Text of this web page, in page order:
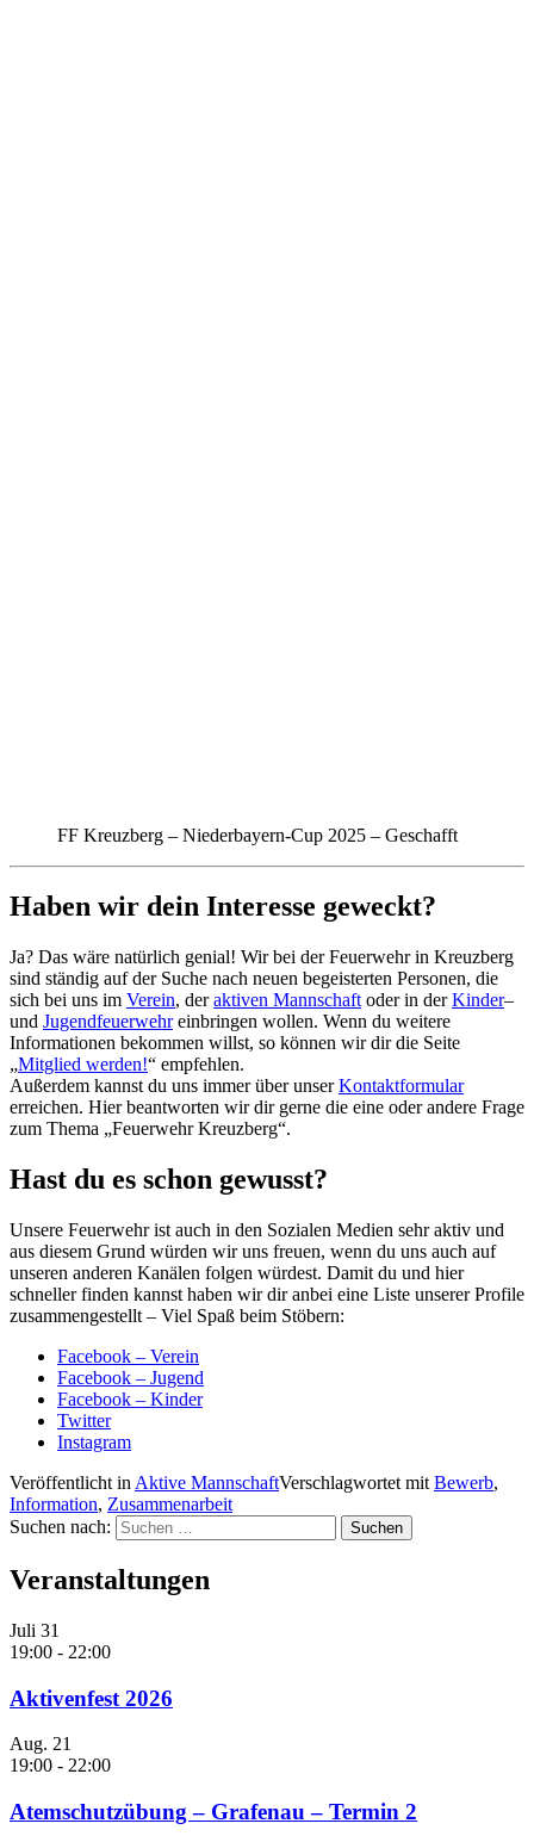
FF Kreuzberg – Niederbayern-Cup 2025 – Geschafft
Haben wir dein Interesse geweckt?
Ja? Das wäre natürlich genial! Wir bei der Feuerwehr in Kreuzberg
sind ständig auf der Suche nach neuen begeisterten Personen, die
sich bei uns im Verein, deraktiven Mannschaft oder in derKinder–
und Jugendfeuerwehreinbringen wollen. Wenn du weitere
Informationen bekommen willst, so können wir dir die Seite
„Mitglied werden!“ empfehlen.
Außerdem kannst du uns immer über unserKontaktformular
erreichen. Hier beantworten wir dir gerne die eine oder andere Frage
zum Thema „Feuerwehr Kreuzberg“.
Hast du es schon gewusst?
Unsere Feuerwehr ist auch in den Sozialen Medien sehr aktiv und
aus diesem Grund würden wir uns freuen, wenn du uns auch auf
unseren anderen Kanälen folgen würdest. Damit du und hier
schneller finden kannst haben wir dir anbei eine Liste unserer Profile
zusammengestellt – Viel Spaß beim Stöbern:
Facebook – Verein
Facebook – Jugend
Facebook – Kinder
Twitter
Instagram
Veröffentlicht in Aktive MannschaftVerschlagwortet mit Bewerb,
Information, Zusammenarbeit
Suchen nach:
Veranstaltungen
Juli 31
19:00 - 22:00
Aktivenfest 2026
Aug. 21
19:00 - 22:00
Atemschutzübung – Grafenau – Termin 2